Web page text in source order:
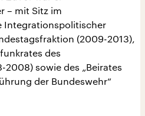
– mit Sitz im
Integrationspolitischer
(2009-2013),
des
sowie des „Beirates
der Bundeswehr“